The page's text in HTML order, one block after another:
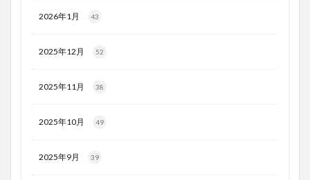
2026年1月 43
2025年12月 52
2025年11月 38
2025年10月 49
2025年9月 39